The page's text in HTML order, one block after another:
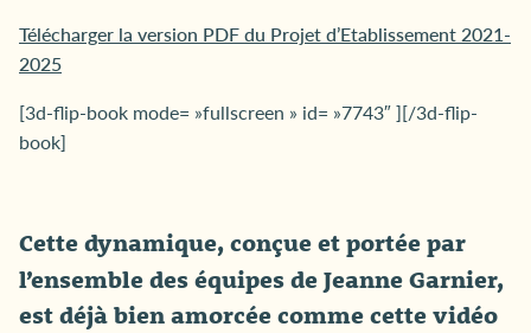
Télécharger la version PDF du Projet d’Etablissement 2021-
2025
[3d-flip-book mode= »fullscreen » id= »7743″ ][/3d-flip-
book]
Cette dynamique, conçue et portée par
l’ensemble des équipes de Jeanne Garnier,
est déjà bien amorcée comme cette vidéo